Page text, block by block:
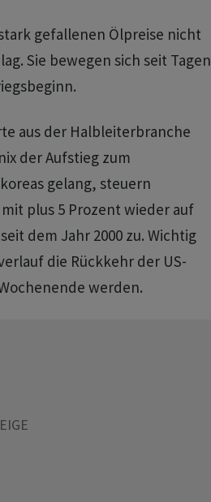
gefallenen Ölpreise nicht
Sie bewegen sich seit Tagen
aus der Halbleiterbranche
der Aufstieg zum
gelang, steuern
plus 5 Prozent wieder auf
dem Jahr 2000 zu. Wichtig
die Rückkehr der US-
werden.